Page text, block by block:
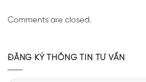
Comments are closed.
ĐĂNG KÝ THÔNG TIN TƯ VẤN